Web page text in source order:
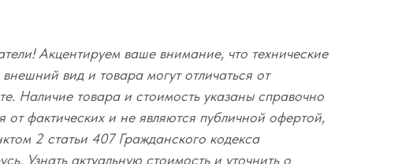
Акцентируем ваше внимание, что технические
вид и товара могут отличаться от
Наличие товара и стоимость указаны справочно
от фактических и не являются публичной офертой,
2 статьи 407 Гражданского кодекса
Узнать актуальную стоимость и уточнить о